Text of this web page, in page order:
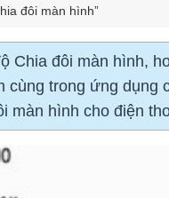
đôi màn hình”
Chia đôi màn hình,
trong ứng dụng
màn hình cho điện